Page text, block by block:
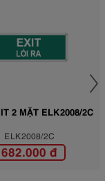
2 MẶT ELK2008/2C
ELK2008/2C
đ